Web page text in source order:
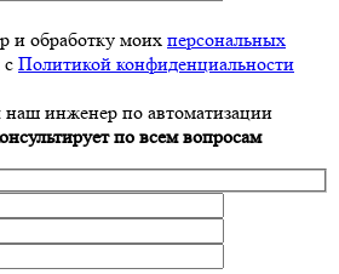
и обработку моих персональных
с Политикой конфиденциальности
инженер по автоматизации
по всем вопросам